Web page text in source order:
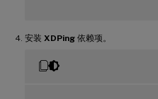
安装 XDPing 依赖项。